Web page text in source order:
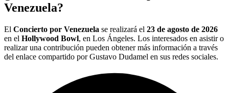
Venezuela?
El Concierto por Venezuela se realizará el 23 de agosto de 2026
en el Hollywood Bowl, en Los Ángeles. Los interesados en asistir o
realizar una contribución pueden obtener más información a través
del enlace compartido por Gustavo Dudamel en sus redes sociales.